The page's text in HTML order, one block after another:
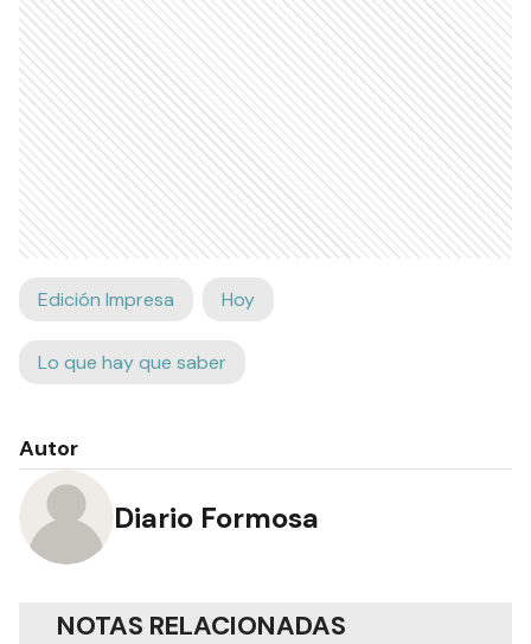
Edición Impresa Hoy
Lo que hay que saber
Autor
Diario Formosa
NOTAS RELACIONADAS